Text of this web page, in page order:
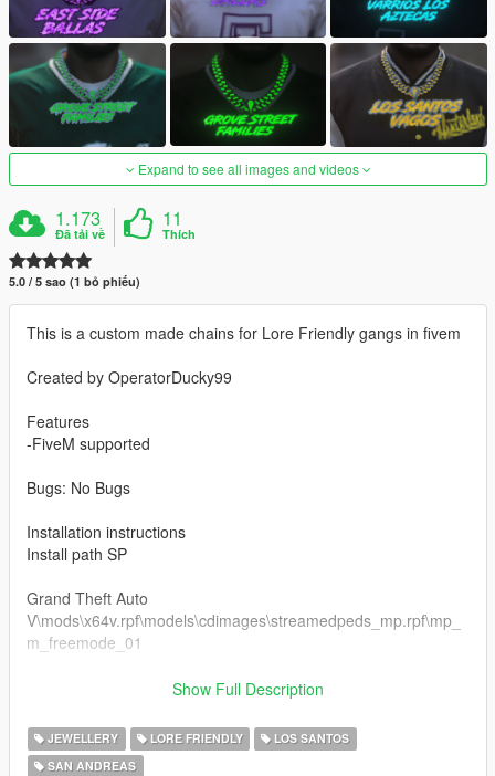
Expand to see all images and videos
1.173
Đã tải về
11
Thích
5.0 / 5 sao (1 bỏ phiếu)
This is a custom made chains for Lore Friendly gangs in fivem
Created by OperatorDucky99
Features
-FiveM supported
Bugs: No Bugs
Installation instructions
Install path SP
Grand Theft Auto
V\mods\x64v.rpf\models\cdimages\streamedpeds_mp.rpf\mp_
m_freemode_01
1. Rename files to desired names, and place in FiveM stream
folder.
Show Full Description
JEWELLERY LORE FRIENDLY
LOS SANTOS
SAN ANDREAS